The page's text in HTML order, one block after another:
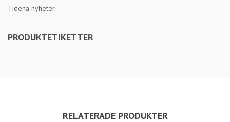
Tidena nyheter
PRODUKTETIKETTER
RELATERADE PRODUKTER